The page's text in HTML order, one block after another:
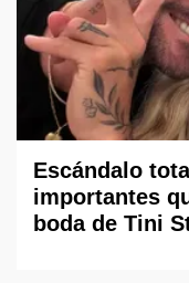
Escándalo
importantes
boda de Tini